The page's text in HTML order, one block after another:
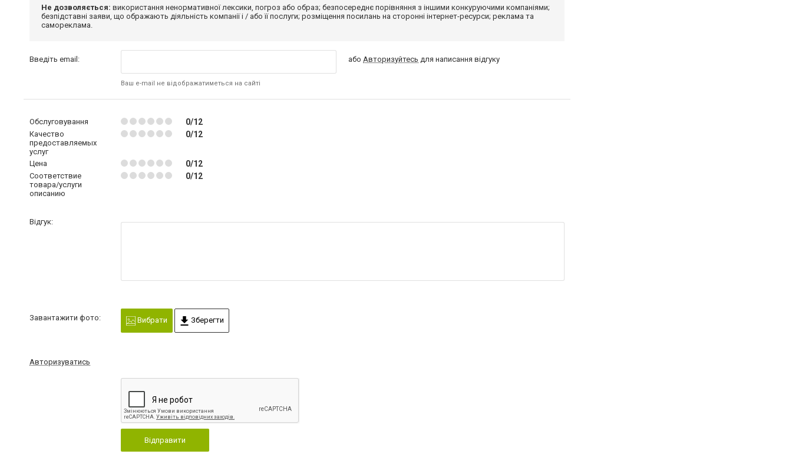
Не дозволяється: використання ненормативної лексики, погроз або образ; безпосереднє порівняння з іншими конкуруючими компаніями;
безпідставні заяви, що ображають діяльність компанії і / або її послуги; розміщення посилань на сторонні інтернет-ресурси; реклама та
самореклама.
Введіть email:
Ваш e-mail не відображатиметься на сайті
абоАвторизуйтесь для написання відгуку
Обслуговування 0/12
Качество
предоставляемых
услуг
0/12
Цена 0/12
Соответствие
товара/услуги
описанию
0/12
Відгук:
Завантажити фото: Вибрати Зберегти
Авторизуватись
Відправити